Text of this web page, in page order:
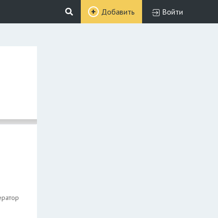
Добавить Войти